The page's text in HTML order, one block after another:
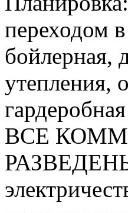
переходом
бойлерная,
утепления,
ВСЕ